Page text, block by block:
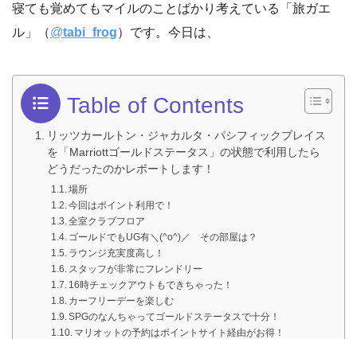
寝ても覚めてもマイルのことばかり考えている「旅ガエ
ル」（@tabi_frog）です。今日は、
Table of Contents
リッツカールトン・ジャカルタ・パシフィックプレイス
を「Marriottゴールドステータス」の状態で利用したら
どうだったのかレポートします！
場所
今回はポイント利用で！
全室クラブフロア
ゴールドでもUG有＼(^o^)／ その部屋は？
ラウンジ充実度高し！
スタッフが非常にフレンドリー
16時チェックアウトもできちゃった！
カーフリーデーを楽しむ
SPGのなんちゃってゴールドステータスで十分！
マリオットの予約はポイントサイト経由がお得！